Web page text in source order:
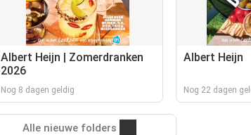
Albert Heijn | Zomerdranken
2026
Nog 8 dagen geldig
Albert Heijn
Nog 22 dagen
Alle nieuwe folders